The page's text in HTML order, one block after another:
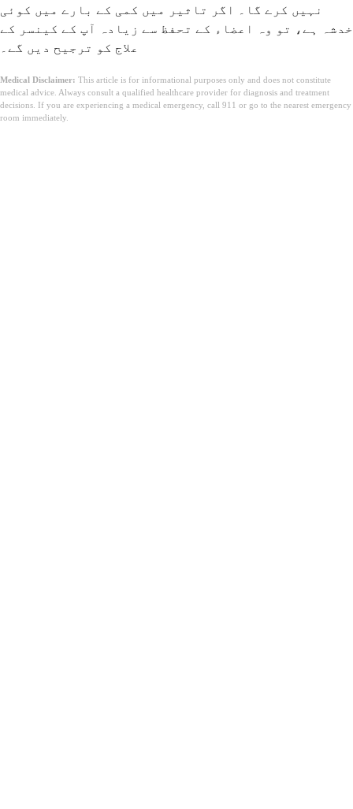
نہیں کرے گا۔ اگر تاثیر میں کمی کے بارے میں کوئی
خدشہ ہے، تو وہ اعضاء کے تحفظ سے زیادہ آپ کے کینسر کے
علاج کو ترجیح دیں گے۔
Medical Disclaimer: This article is for informational purposes only and does not constitute
medical advice. Always consult a qualified healthcare provider for diagnosis and treatment
decisions. If you are experiencing a medical emergency, call 911 or go to the nearest emergency
room immediately.